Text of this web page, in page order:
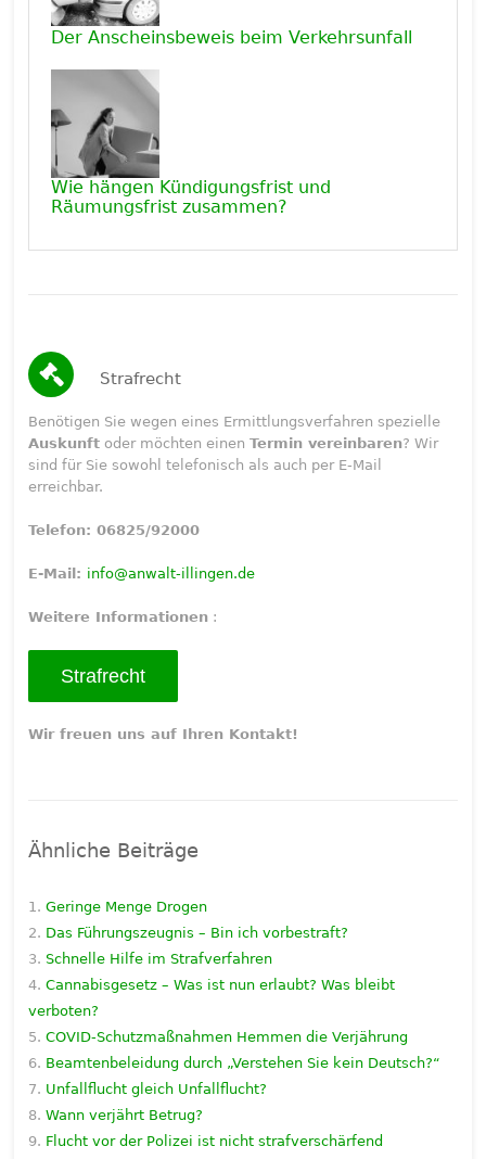
Der Anscheinsbeweis beim Verkehrsunfall
Wie hängen Kündigungsfrist und
Räumungsfrist zusammen?
Strafrecht
Benötigen Sie wegen eines Ermittlungsverfahren spezielle
Auskunft oder möchten einenTermin vereinbaren? Wir
sind für Sie sowohl telefonisch als auch per E-Mail
erreichbar.
Telefon: 06825/92000
E-Mail: info@anwalt-illingen.de
Weitere Informationen :
Strafrecht
Wir freuen uns auf Ihren Kontakt!
Ähnliche Beiträge
Geringe Menge Drogen
Das Führungszeugnis – Bin ich vorbestraft?
Schnelle Hilfe im Strafverfahren
Cannabisgesetz – Was ist nun erlaubt? Was bleibt
verboten?
COVID-Schutzmaßnahmen Hemmen die Verjährung
Beamtenbeleidung durch „Verstehen Sie kein Deutsch?“
Unfallflucht gleich Unfallflucht?
Wann verjährt Betrug?
Flucht vor der Polizei ist nicht strafverschärfend